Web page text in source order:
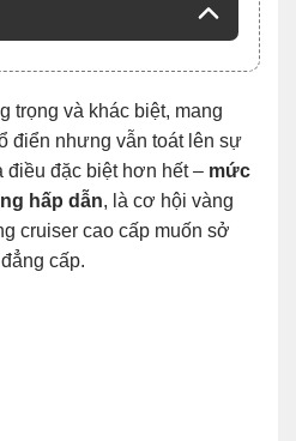
trọng và khác biệt, mang
điển nhưng vẫn toát lên sự
điều đặc biệt hơn hết – mức
hấp dẫn, là cơ hội vàng
cruiser cao cấp muốn sở
cấp.